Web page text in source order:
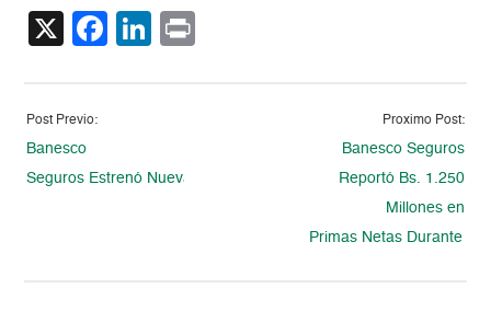
X Facebook
LinkedIn
Post Previo:
Banesco
Seguros Estrenó Nueva Sede
Proximo Post:
Banesco Seguros
Reportó Bs. 1.250
Millones en
Primas Netas Durante el